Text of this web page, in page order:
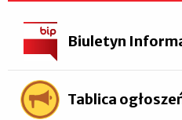
Biuletyn
Tablica